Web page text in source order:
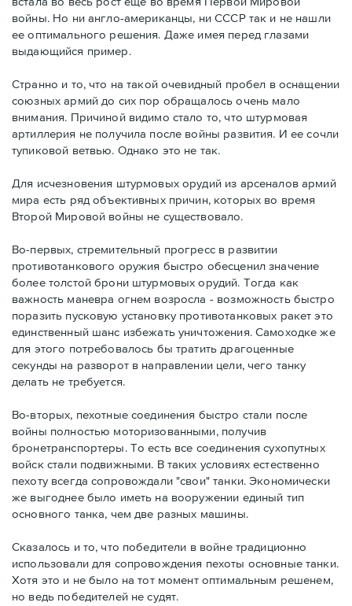
войны. Но ни англо-американцы, ни СССР так и не нашли
ее оптимального решения. Даже имея перед глазами
выдающийся пример.
Странно и то, что на такой очевидный пробел в оснащении
союзных армий до сих пор обращалось очень мало
внимания. Причиной видимо стало то, что штурмовая
артиллерия не получила после войны развития. И ее сочли
тупиковой ветвью. Однако это не так.
Для исчезновения штурмовых орудий из арсеналов армий
мира есть ряд объективных причин, которых во время
Второй Мировой войны не существовало.
Во-первых, стремительный прогресс в развитии
противотанкового оружия быстро обесценил значение
более толстой брони штурмовых орудий. Тогда как
важность маневра огнем возросла - возможность быстро
поразить пусковую установку противотанковых ракет это
единственный шанс избежать уничтожения. Самоходке же
для этого потребовалось бы тратить драгоценные
секунды на разворот в направлении цели, чего танку
делать не требуется.
Во-вторых, пехотные соединения быстро стали после
войны полностью моторизованными, получив
бронетранспортеры. То есть все соединения сухопутных
войск стали подвижными. В таких условиях естественно
пехоту всегда сопровождали "свои" танки. Экономически
же выгоднее было иметь на вооружении единый тип
основного танка, чем две разных машины.
Сказалось и то, что победители в войне традиционно
использовали для сопровождения пехоты основные танки.
Хотя это и не было на тот момент оптимальным решенем,
но ведь победителей не судят.